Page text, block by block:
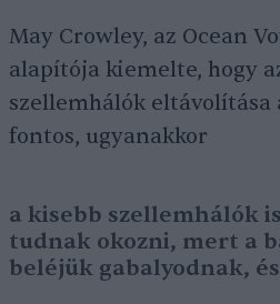
May Crowley, az Ocean
alapítója kiemelte, hogy
szellemhálók eltávolítása
fontos, ugyanakkor
a kisebb szellemhálók
tudnak okozni, mert a
beléjük gabalyodnak,